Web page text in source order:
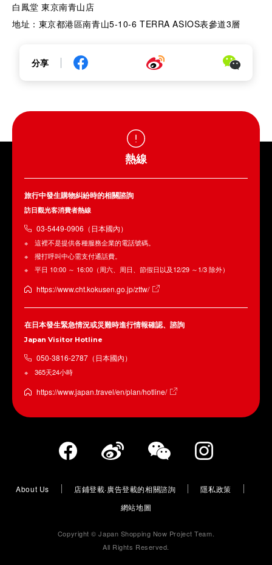
白鳳堂 東京南青山店
地址：東京都港區南青山5-10-6 TERRA ASIOS表參道3層
分享
熱線
旅行中發生購物糾紛時的相關諮詢
訪日觀光客消費者熱線
03-5449-0906（日本國內）
這裡不是提供各種服務企業的電話號碼。
撥打呼叫中心需支付通話費。
平日 10:00 ～ 16:00（周六、周日、節假日以及12/29 ～1/3 除外）
https://www.cht.kokusen.go.jp/zttw/
在日本發生緊急情況或災難時進行情報確認、諮詢
Japan Visitor Hotline
050-3816-2787（日本國內）
365天24小時
https://www.japan.travel/en/plan/hotline/
About Us 店鋪登載·廣告登載的相關諮詢
隱私政策
網站地圖
Copyright © Japan Shopping Now Project Team.
All Rights Reserved.